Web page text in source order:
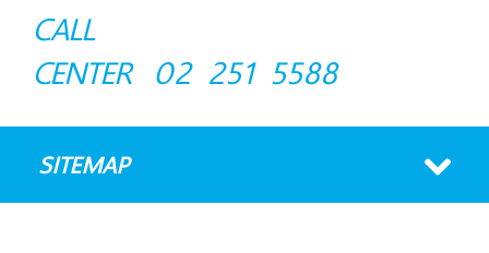
CALL
CENTER 02 251 5588
SITEMAP